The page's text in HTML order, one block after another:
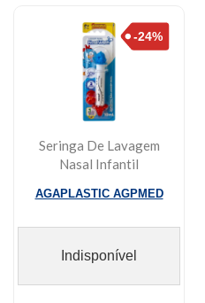
Seringa De Lavagem
Nasal Infantil
Pint...
AGAPLASTIC AGPMED
Indisponível